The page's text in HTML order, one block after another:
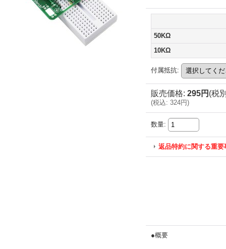
50KΩ
10KΩ
付属抵抗:
販売価格: 295円 (税
(税込: 324円)
数量:
返品特約に関する重要
●概要